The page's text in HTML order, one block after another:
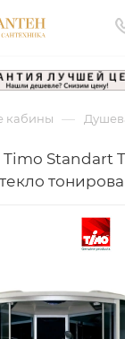
кабины —
Standart